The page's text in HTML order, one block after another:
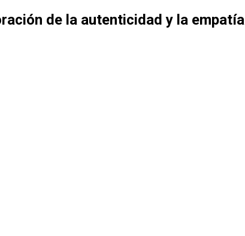
de la autenticidad y la empatía